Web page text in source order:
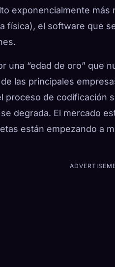
exponencialmente
física), el software que
una “edad de oro” que
las principales
proceso de codificación
degrada. El mercado
están empezando a